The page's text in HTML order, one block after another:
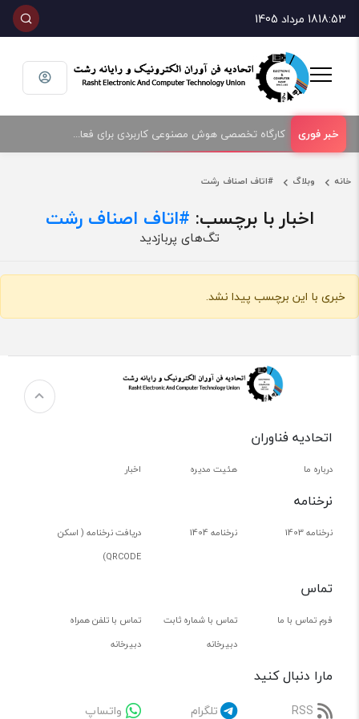
18:5318 مرداد 1405
کارگاه تخصصی هوش مصنوعی کاربردی برای فعالان حوزه فناوری و فروش تجهیزات الکترونیک و رایانه
خانه وبلاگ #اتاف اصناف رشت
اخبار با برچسب: اتاف اصناف رشت#
تگ‌های پربازدید
خبری با این برچسب پیدا نشد.
اتحادیه فناوران
درباره ما هئیت مدیره اخبار
نرخنامه
نرخنامه 1403 نرخنامه 1404
دریافت نرخنامه ( اسکن
QRCODE)
تماس
فرم تماس با ما
تماس با شماره ثابت
دبیرخانه
تماس با تلفن همراه
دبیرخانه
مارا دنبال کنید
RSS تلگرام واتساپ